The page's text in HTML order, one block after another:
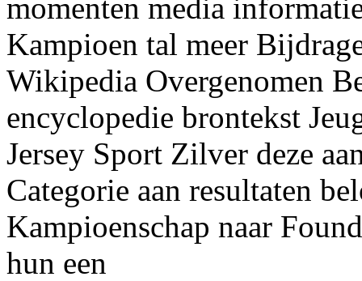
momenten media
Kampioen tal meer
Wikipedia Overgenomen
encyclopedie brontekst
Jersey Sport Zilver deze
Categorie aan resultaten
Kampioenschap naar
hun een